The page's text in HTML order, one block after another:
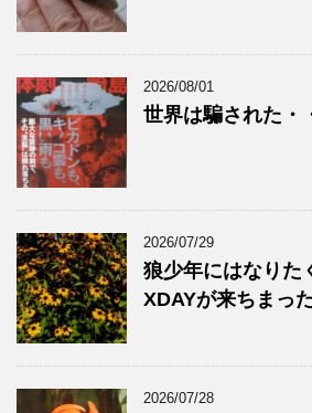
2026/08/01
世界は騙された・
2026/07/29
狼少年にはなりた
XDAYが来ちまっ
2026/07/28